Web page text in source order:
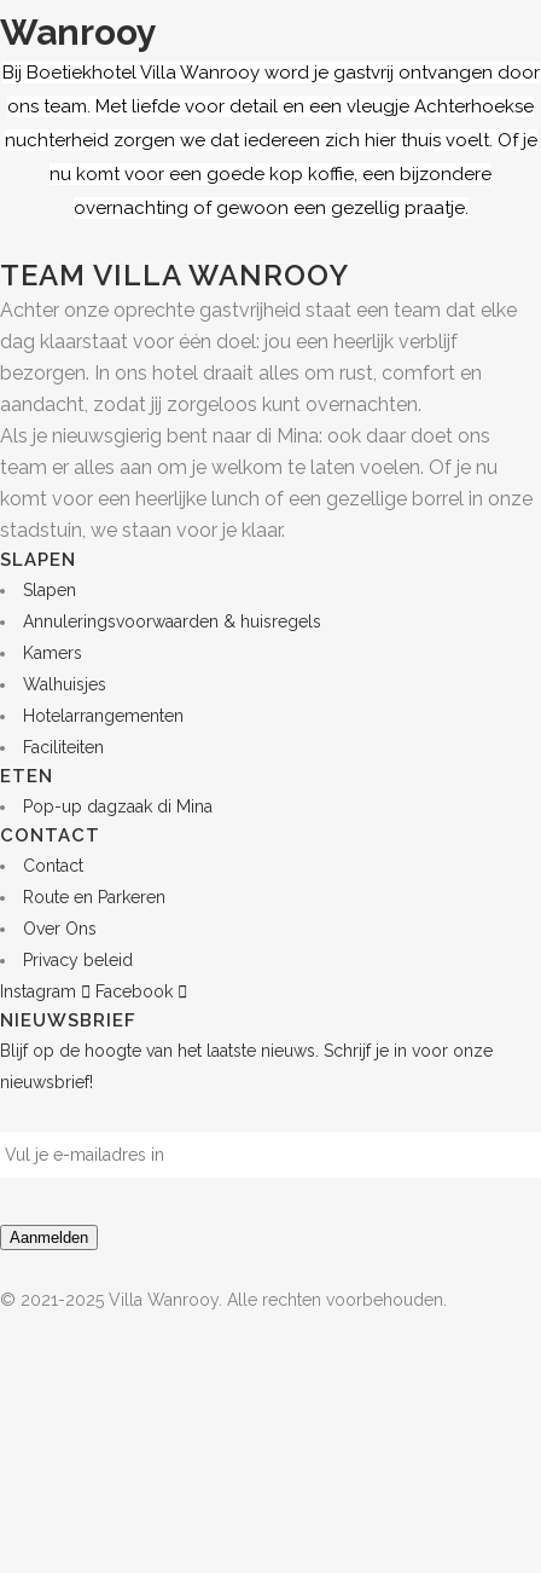
Wanrooy
Bij Boetiekhotel Villa Wanrooy word je gastvrij ontvangen door
ons team. Met liefde voor detail en een vleugje Achterhoekse
nuchterheid zorgen we dat iedereen zich hier thuis voelt. Of je
nu komt voor een goede kop koffie, een bijzondere
overnachting of gewoon een gezellig praatje.
TEAM VILLA WANROOY
Achter onze oprechte gastvrijheid staat een team dat elke
dag klaarstaat voor één doel: jou een heerlijk verblijf
bezorgen. In ons hotel draait alles om rust, comfort en
aandacht, zodat jij zorgeloos kunt overnachten.
Als je nieuwsgierig bent naar di Mina: ook daar doet ons
team er alles aan om je welkom te laten voelen. Of je nu
komt voor een heerlijke lunch of een gezellige borrel in onze
stadstuin, we staan voor je klaar.
SLAPEN
Slapen
Annuleringsvoorwaarden & huisregels
Kamers
Walhuisjes
Hotelarrangementen
Faciliteiten
ETEN
Pop-up dagzaak di Mina
CONTACT
Contact
Route en Parkeren
Over Ons
Privacy beleid
Instagram
Facebook
NIEUWSBRIEF
Blijf op de hoogte van het laatste nieuws. Schrijf je in voor onze
nieuwsbrief!
mailadres *
Aanmelden
© 2021-2025 Villa Wanrooy. Alle rechten voorbehouden.